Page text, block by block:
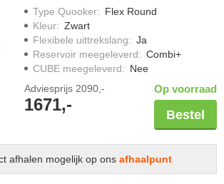
Type Quooker: Flex Round
Kleur: Zwart
Flexibele uittrekslang: Ja
Reservoir meegeleverd: Combi+
CUBE meegeleverd: Nee
Adviesprijs 2090,-
1671,-
Op voorraad
Bestel
afhalen mogelijk op ons afhaalpunt